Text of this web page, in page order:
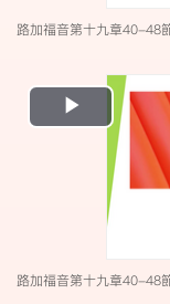
路加福音第十九章40-48
Play
Video
路加福音第十九章40-48